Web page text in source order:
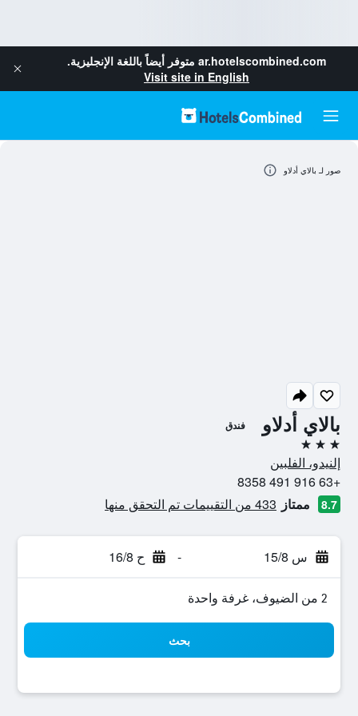
ar.hotelscombined.com متوفر أيضاً باللغة الإنجليزية.
Visit site in English
بالاي أدلاو فندق
3 نجوم
إلنيدو، الفلبين
+63 916 491 8358
8.7 ممتاز 433 من التقييمات تم التحقق منها
س 15/8 - ح 16/8
2 من الضيوف، غرفة واحدة
بحث
صور لـ بالاي أدلاو